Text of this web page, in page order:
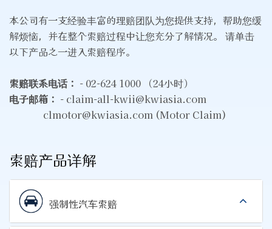
本公司有一支经验丰富的理赔团队为您提供支持，帮助您缓
解烦恼，并在整个索赔过程中让您充分了解情况。 请单击
以下产品之一进入索赔程序。
索赔联系电话： - 02-624 1000 （24小时）
电子邮箱： - claim-all-kwii@kwiasia.com
clmotor@kwiasia.com (Motor Claim)
索赔产品详解
强制性汽车索赔